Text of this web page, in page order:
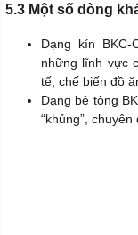
5.3 Một số dòng
Dạng kín
những lĩnh vực
tế, chế biến đồ
Dạng bê tông
“khủng”,